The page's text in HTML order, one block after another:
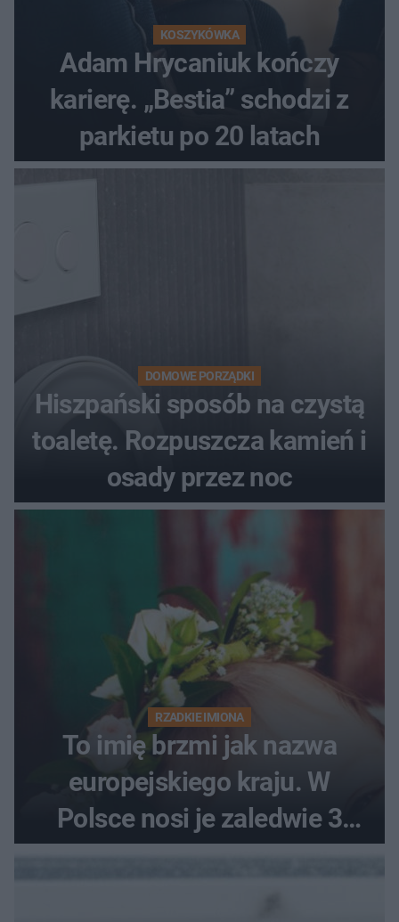
KOSZYKÓWKA
Adam Hrycaniuk kończy
karierę. „Bestia” schodzi z
parkietu po 20 latach
DOMOWE PORZĄDKI
Hiszpański sposób na czystą
toaletę. Rozpuszcza kamień i
osady przez noc
RZADKIE IMIONA
To imię brzmi jak nazwa
europejskiego kraju. W
Polsce nosi je zaledwie 3
kobiety